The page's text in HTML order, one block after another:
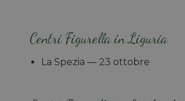
Centri Figurella in Liguria
La Spezia — 23 ottobre